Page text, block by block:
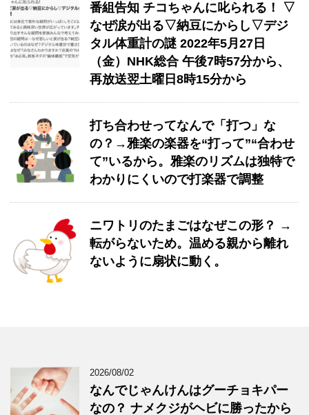
番組告知 チコちゃんに叱られる！ ▽
なぜ涙が出る▽納豆にからし▽デジ
タル体重計の謎 2022年5月27日
（金）NHK総合 午後7時57分から、
再放送翌土曜日8時15分から
打ち合わせってなんで「打つ」な
の？→雅楽の楽器を“打って”“合わせ
て”いるから。雅楽のリズムは独特で
わかりにくいので打楽器で調整
ニワトリのたまごはなぜこの形？ →
転がらないため。温める親から離れ
ないように扇状に動く。
2026/08/02
なんでじゃんけんはグーチョキパー
なの？ ナメクジがヘビに勝ったから